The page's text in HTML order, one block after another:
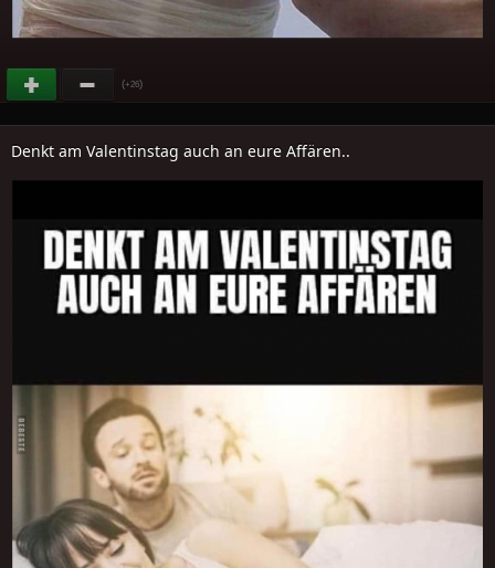
(+26)
Denkt am Valentinstag auch an eure Affären..